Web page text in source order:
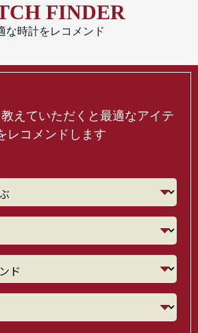
FINDER
な時計をレコメンド
えていただくと最適なアイテ
レコメンドします